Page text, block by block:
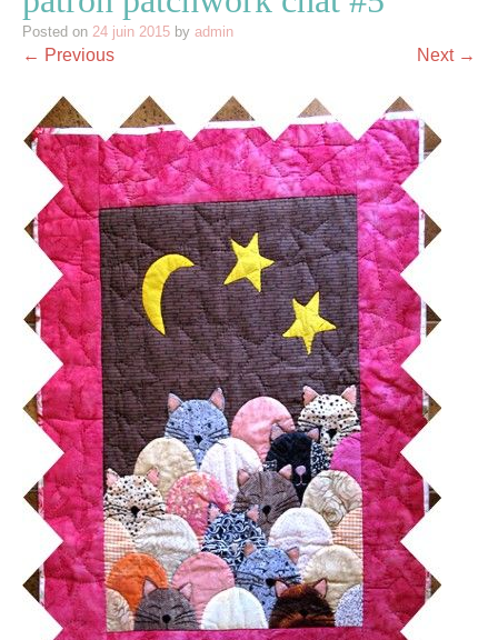
Posted on 24 juin 2015 by admin
← Previous Next →